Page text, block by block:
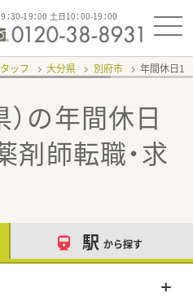
：30-19：00 土日10：00-19：00
ッフ 大分県 別府市 年間休日
の年間休日
剤師転職・求
駅 から探す